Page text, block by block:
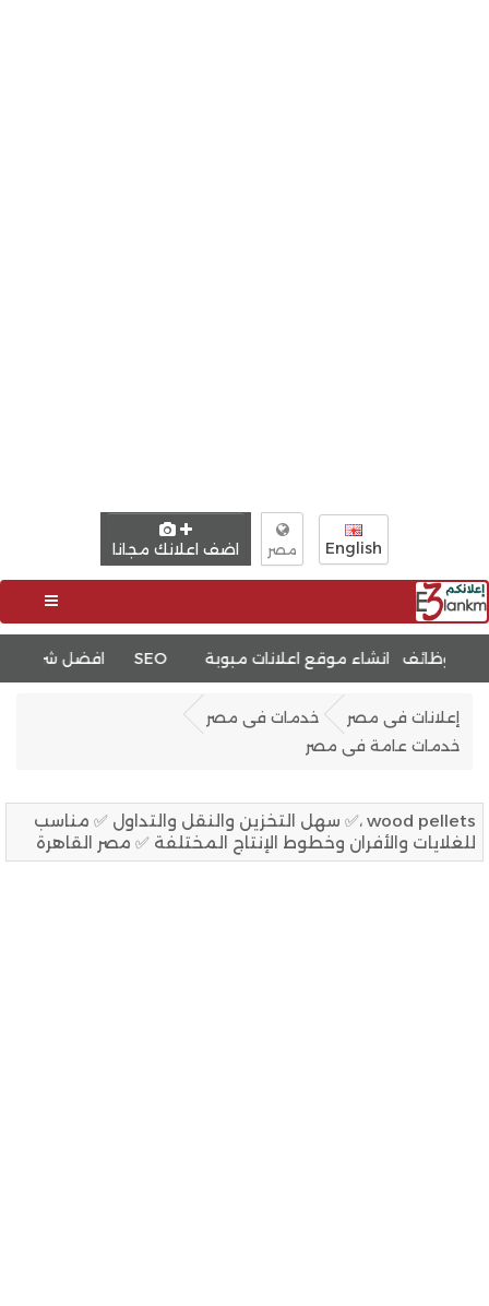
English مصر اضف اعلانك مجانا
افضل شركة استضافة مواقع تحسين محركات البحث SEO
إعلانات فى مصر
خدمات فى مصر
خدمات عامة فى مصر
wood pellets ،✅ سهل التخزين والنقل والتداول ✅ مناسب
للغلايات والأفران وخطوط الإنتاج المختلفة ✅ مصر القاهرة